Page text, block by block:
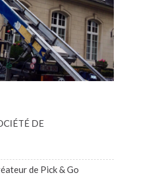
DE
de Pick & Go